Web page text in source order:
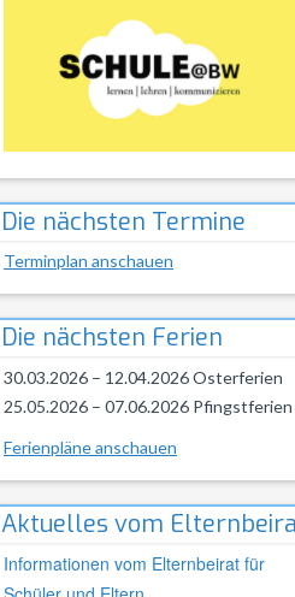
Die nächsten Termine
Terminplan anschauen
Die nächsten Ferien
30.03.2026 – 12.04.2026 Osterferien
25.05.2026 – 07.06.2026 Pfingstferien
Ferienpläne anschauen
Aktuelles vom
Informationen vom Elternbeirat für